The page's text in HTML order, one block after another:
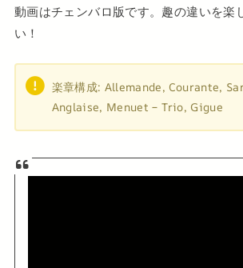
動画はチェンバロ版です。趣の違いを楽
い！
楽章構成: Allemande, Courante,
Anglaise, Menuet – Trio, Gigue